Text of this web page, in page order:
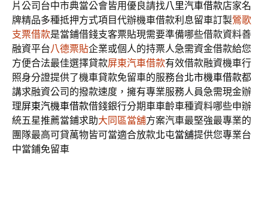
片公司台中市典當公會皆用優良請找八里汽車借款店家名
牌精品多種抵押方式項目代辦機車借款利息留車訂製鶯歌
支票借款是當鋪借錢支客票貼現需要準備哪些借款資料善
融資平台八德票貼企業或個人的持票人急需資金借款給您
方便合法最佳選擇貸款屏東汽車借款有效借款融資機車行
照身分證提供了機車貸款免留車的服務台北市機車借款都
講求融資公司的撥款速度，擁有專業服務人員急需現金辦
理屏東汽機車借款借錢銀行分期車車齡車種資料哪些申辦
統五星推薦當鋪求助大同區當舖方案汽車最堅強最專業的
團隊最高可貸萬物皆可當適合放款北屯當舖提供您專業台
中當鋪免留車